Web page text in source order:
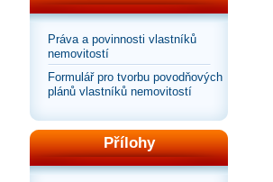
Práva a povinnosti vlastníků
nemovitostí
Formulář pro tvorbu povodňových
plánů vlastníků nemovitostí
Přílohy